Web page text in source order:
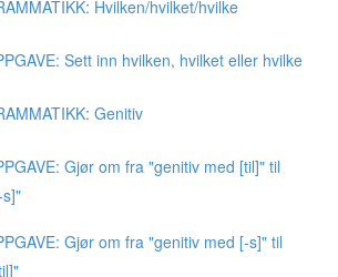
Hvilken/hvilket/hvilke
Sett inn hvilken, hvilket eller hvilke
Genitiv
Gjør om fra "genitiv med [til]" til
Gjør om fra "genitiv med [-s]" til